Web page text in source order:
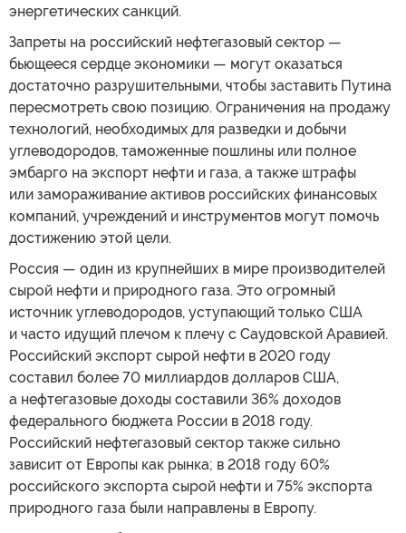
энергетических санкций.
Запреты на российский нефтегазовый сектор —
бьющееся сердце экономики — могут оказаться
достаточно разрушительными, чтобы заставить Путина
пересмотреть свою позицию. Ограничения на продажу
технологий, необходимых для разведки и добычи
углеводородов, таможенные пошлины или полное
эмбарго на экспорт нефти и газа, а также штрафы
или замораживание активов российских финансовых
компаний, учреждений и инструментов могут помочь
достижению этой цели.
Россия — один из крупнейших в мире производителей
сырой нефти и природного газа. Это огромный
источник углеводородов, уступающий только США
и часто идущий плечом к плечу с Саудовской Аравией.
Российский экспорт сырой нефти в 2020 году
составил более 70 миллиардов долларов США,
а нефтегазовые доходы составили 36% доходов
федерального бюджета России в 2018 году.
Российский нефтегазовый сектор также сильно
зависит от Европы как рынка; в 2018 году 60%
российского экспорта сырой нефти и 75% экспорта
природного газа были направлены в Европу.